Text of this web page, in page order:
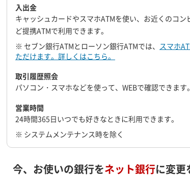
入出金
キャッシュカードやスマホATMを使い、お近くのコン
ど提携ATMで利用できます。
※ セブン銀行ATMとローソン銀行ATMでは、 スマホ
ただけます。詳しくはこちら。
取引履歴照会
パソコン・スマホなどを使って、WEBで確認できます。
営業時間
24時間365日いつでも好きなときに利用できます。
※ システムメンテナンス時を除く
今、お使いの銀行をネット銀行に変更